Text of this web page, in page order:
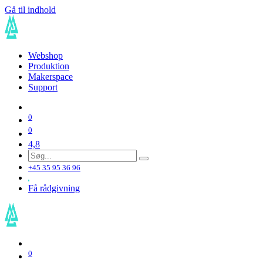
Gå til indhold
Webshop
Produktion
Makerspace
Support
0
0
4,8
+45 35 95 36 96
Få rådgivning
0